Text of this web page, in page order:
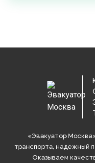
«Эвакуатор
транспорта, надежный
Оказываем